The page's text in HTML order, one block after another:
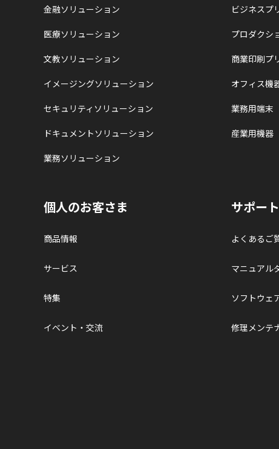
金融ソリューション
医療ソリューション
文教ソリューション
イメージングソリューション
セキュリティソリューション
ドキュメントソリューション
業務ソリューション
ビジネスプ
プロダクシ
商業印刷プ
オフィス機
業務用端末
産業用機器
個人のお客さま
商品情報
サービス
特集
イベント・交流
サポー
よくあるご
マニュアル
ソフトウェ
修理メンテ